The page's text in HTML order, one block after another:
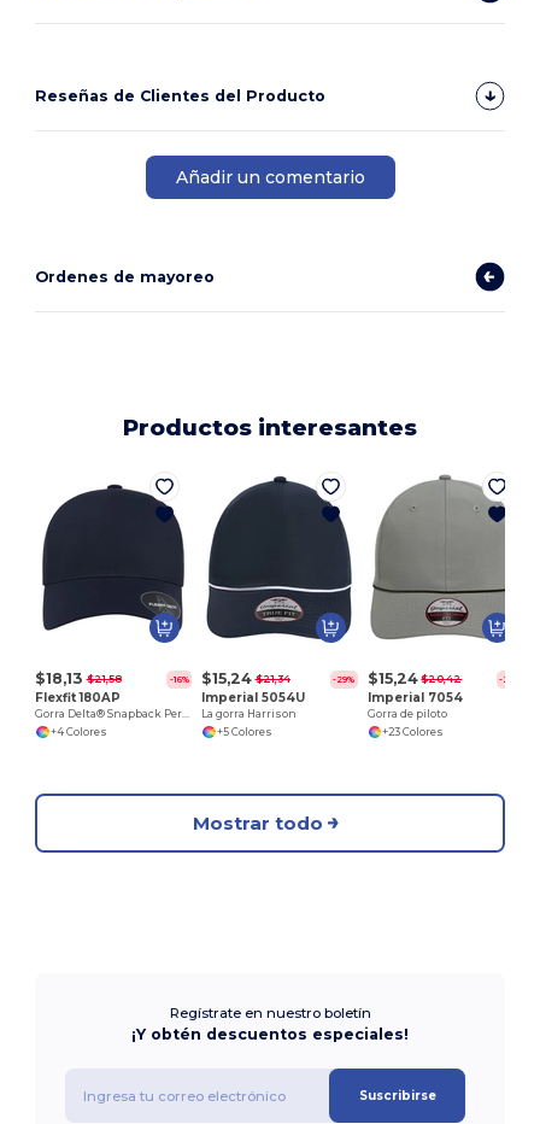
Reseñas de Clientes del Producto
Añadir un comentario
Ordenes de mayoreo
Productos interesantes
$18,13 $21,58 -16%
Flexfit 180AP
Gorra Delta® Snapback Perforada
+4 Colores
$15,24 $21,34 -29%
Imperial 5054U
La gorra Harrison
+5 Colores
$15,24 $20,42 -25%
Imperial 7054
Gorra de piloto
+23 Colores
Mostrar todo
Regístrate en nuestro boletín
¡Y obtén descuentos especiales!
Suscribirse